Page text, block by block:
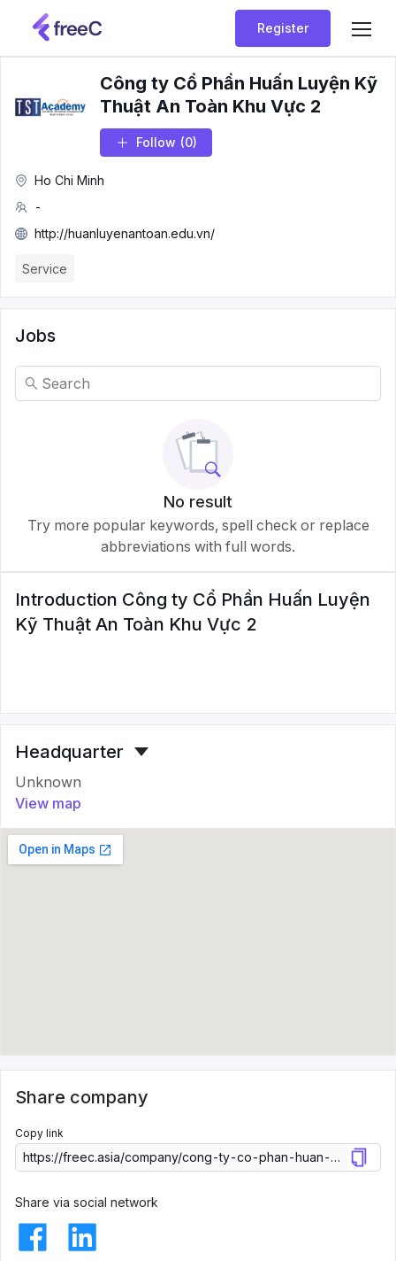
Register
Công ty Cổ Phần Huấn Luyện Kỹ
Thuật An Toàn Khu Vực 2
Follow (0)
Ho Chi Minh
-
http://huanluyenantoan.edu.vn/
Service
Jobs
No result
Try more popular keywords, spell check or replace
abbreviations with full words.
Introduction Công ty Cổ Phần Huấn Luyện
Kỹ Thuật An Toàn Khu Vực 2
Headquarter
Unknown
View map
Share company
Copy link
Share via social network